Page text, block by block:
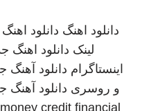
دانلود اهنگ دانلود
لینک دانلود اهنگ
اینستاگرام دانلود آهنگ
و روسری دانلود آهنگ
money credit financial